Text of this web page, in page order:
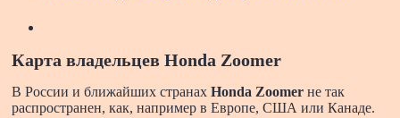
Карта владельцев Honda Zoomer
В России и ближайших странах Honda Zoomer не так
распространен, как, например в Европе, США или Канаде.